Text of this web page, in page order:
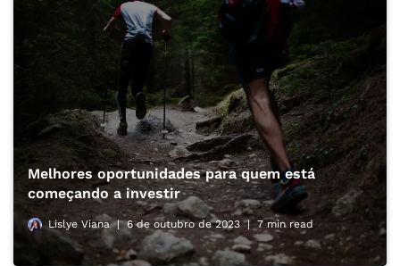
Melhores oportunidades para quem está
começando a investir
Lislye Viana 6 de outubro de 2023 7 min read